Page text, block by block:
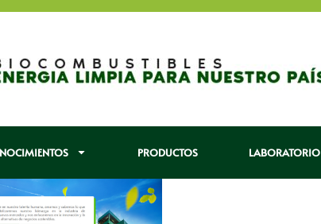
PRODUCTOS LABORATORIO